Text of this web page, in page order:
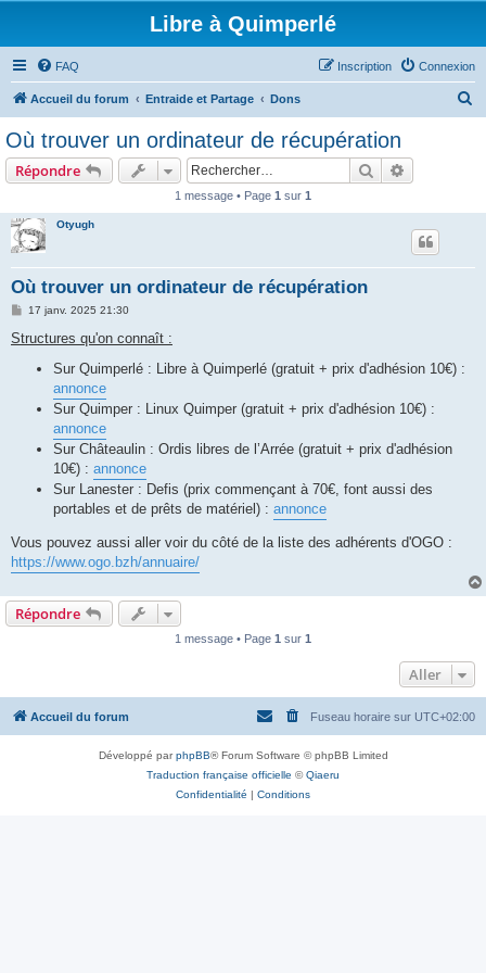
Libre à Quimperlé
FAQ Connexion
Inscription
Accueil du forum Entraide et Partage Dons
Où trouver un ordinateur de récupération
Répondre Rechercher
1 message • Page 1 sur 1
Otyugh
Où trouver un ordinateur de récupération
M
s
s
17 janv. 2025 21:30
Structures qu'on connaît :
Sur Quimperlé : Libre à Quimperlé (gratuit + prix d'adhésion 10€) :
annonce
Sur Quimper : Linux Quimper (gratuit + prix d'adhésion 10€) :
annonce
Sur Châteaulin : Ordis libres de l’Arrée (gratuit + prix d'adhésion
10€) : annonce
Sur Lanester : Defis (prix commençant à 70€, font aussi des
portables et de prêts de matériel) : annonce
Vous pouvez aussi aller voir du côté de la liste des adhérents d'OGO :
https://www.ogo.bzh/annuaire/
Répondre
1 message • Page 1 sur 1
Aller
Accueil du forum Fuseau horaire sur UTC+02:00
Développé parphpBB® Forum Software © phpBB Limited
Traduction française officielle ©Qiaeru
Confidentialité | Conditions